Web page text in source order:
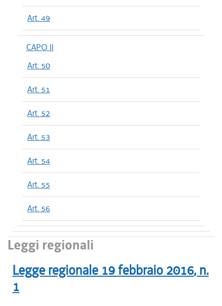
Art. 49
CAPO II
Art. 50
Art. 51
Art. 52
Art. 53
Art. 54
Art. 55
Art. 56
Leggi regionali
Legge regionale 19 febbraio 2016, n.
1